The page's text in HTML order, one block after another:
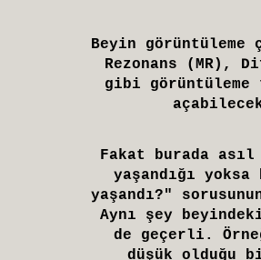
Beyin
Rezonans (MR),
gibi
Fakat burada
yaşandığı
yaşandı?"
Aynı şey
de geçerli.
düşük olduğu